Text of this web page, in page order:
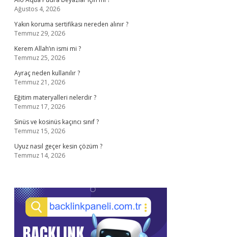
Ağustos 4, 2026
Yakın koruma sertifikası nereden alınır ?
Temmuz 29, 2026
Kerem Allah’ın ismi mi ?
Temmuz 25, 2026
Ayraç neden kullanılır ?
Temmuz 21, 2026
Eğitim materyalleri nelerdir ?
Temmuz 17, 2026
Sinüs ve kosinüs kaçıncı sınıf ?
Temmuz 15, 2026
Uyuz nasıl geçer kesin çözüm ?
Temmuz 14, 2026